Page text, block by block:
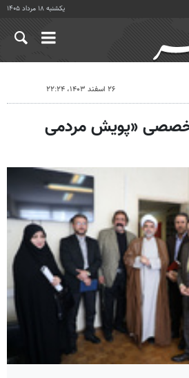
یکشنبه ۱۸ مرداد ۱۴۰۵
۲۶ اسفند ۱۴۰۳، ۲۲:۲۴
«پویش مردمی